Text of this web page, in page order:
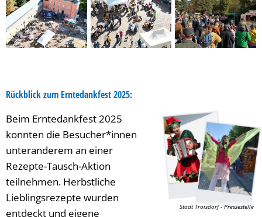
Rückblick zum Erntedankfest 2025:
Stadt Troisdorf - Pressestelle
Beim Erntedankfest 2025
konnten die Besucher*innen
unteranderem an einer
Rezepte-Tausch-Aktion
teilnehmen. Herbstliche
Lieblingsrezepte wurden
entdeckt und eigene